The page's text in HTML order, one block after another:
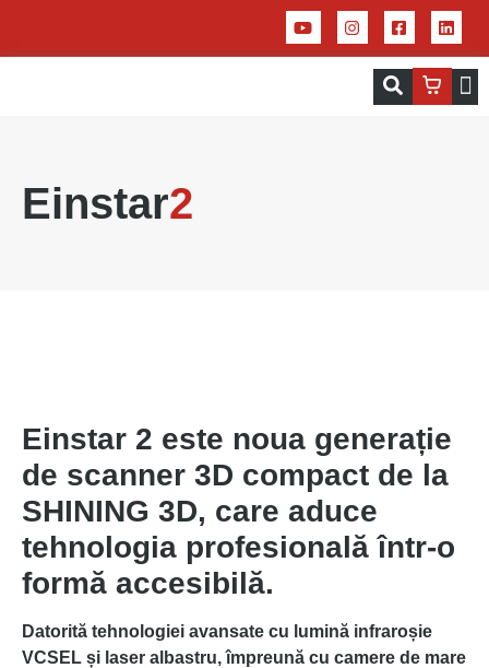
Einstar2
Einstar 2 este noua generație
de scanner 3D compact de la
SHINING 3D, care aduce
tehnologia profesională într-o
formă accesibilă.
Datorită tehnologiei avansate cu lumină infraroșie
VCSEL și laser albastru, împreună cu camere de mare